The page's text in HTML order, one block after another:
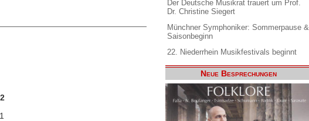
Der Deutsche Musikrat trauert um Prof.
Dr. Christine Siegert
Münchner Symphoniker: Sommerpause &
Saisonbeginn
22. Niederrhein Musikfestivals beginnt
Neue Besprechungen